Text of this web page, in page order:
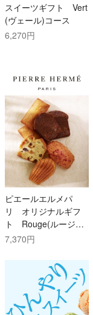
スイーツギフト Vert
(ヴェール)コース
6,270円
ピエールエルメパ
リ オリジナルギフ
ト Rouge(ルージュ)
コース
7,370円